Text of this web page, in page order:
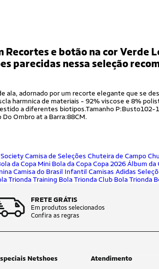
Recortes e botão na cor Verde
parecidas nessa seleção
ala, adornado por um recorte elegante que se
harmnica de materiais - 92% viscose e 8%
a diferentes biotipos.Tamanho
Ombro at a Barra:88CM.
Camisa de Seleções Chuteira de Campo
da Copa Mini Bola da Copa Copa 2026 Álbum da
Camisa do Brasil Infantil Camisas Adidas
Trionda Training Bola Trionda Club Bola Trionda
FRETE GRÁTIS
Em produtos selecionados
Confira as regras
Netshoes
Atendimento